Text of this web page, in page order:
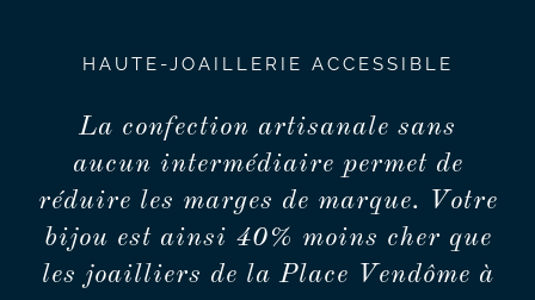
HAUTE-JOAILLERIE ACCESSIBLE
La confection artisanale sans
aucun intermédiaire permet de
réduire les marges de marque. Votre
bijou est ainsi 40% moins cher que
les joailliers de la Place Vendôme à